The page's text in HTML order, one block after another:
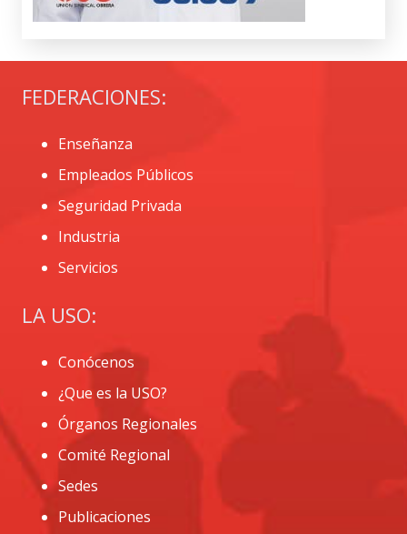
FEDERACIONES:
Enseñanza
Empleados Públicos
Seguridad Privada
Industria
Servicios
LA USO:
Conócenos
¿Que es la USO?
Órganos Regionales
Comité Regional
Sedes
Publicaciones